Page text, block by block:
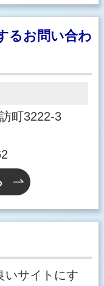
るお問い合わ
町3222-3
いサイトにす